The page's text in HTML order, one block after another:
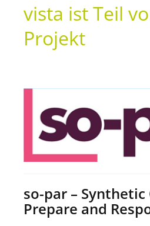
vista ist Teil
Projekt
so-par –
Prepare and